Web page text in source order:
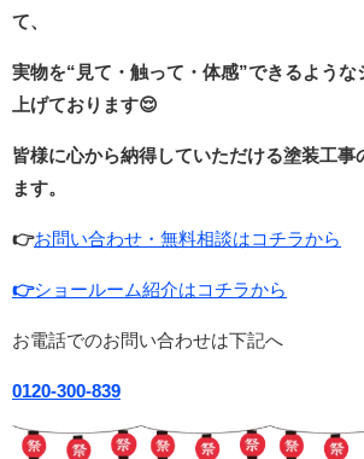
て、
実物を“見て・触って・体感”できるような
上げております😌
皆様に心から納得していただける塗装工事
ます。
👉お問い合わせ・無料相談はコチラから
👉ショールーム紹介はコチラから
お電話でのお問い合わせは下記へ
0120-300-839